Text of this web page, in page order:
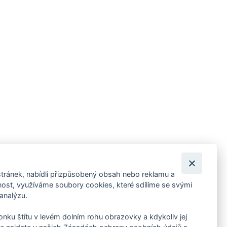
pozvánky na kulturní a sportovní akce?
nabídli přizpůsobený obsah nebo reklamu a
využíváme soubory cookies, které sdílíme se svými
štítu v levém dolním rohu obrazovky a kdykoliv jej